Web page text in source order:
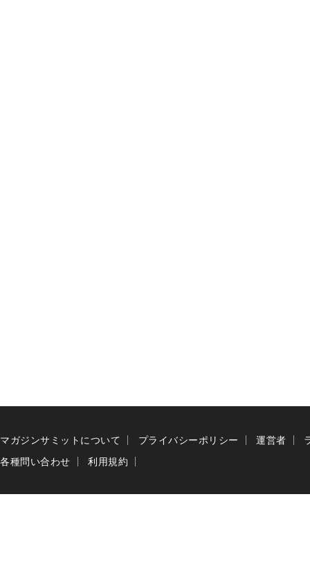
マガジンサミットについて プライバシーポリシー 運営者
各種問い合わせ
利用規約